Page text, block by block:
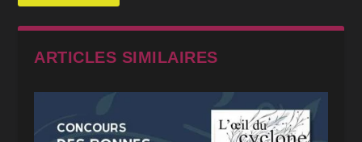
ARTICLES SIMILAIRES